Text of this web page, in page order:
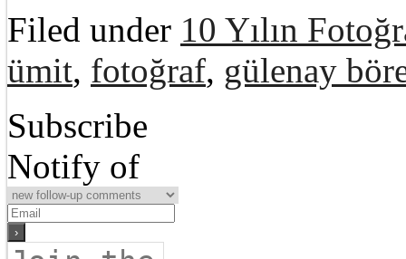
Filed under 10 Yılın
ümit, fotoğraf, gülenay
Subscribe
Notify of